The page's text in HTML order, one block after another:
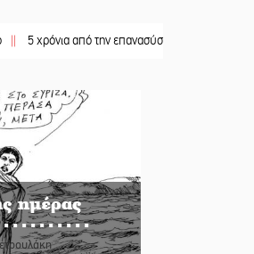
από την επανασύσταση της ΙΜ Παναγίας
ημέρας